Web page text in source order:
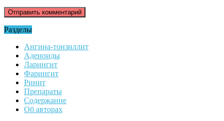
Разделы
Ангина-тонзиллит
Аденоиды
Ларингит
Фарингит
Ринит
Препараты
Содержание
Об авторах